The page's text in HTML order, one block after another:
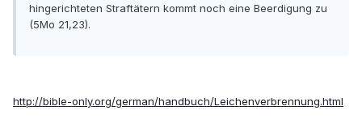
hingerichteten Straftätern kommt noch eine Beerdigung zu
(5Mo 21,23).
http://bible-only.org/german/handbuch/Leichenverbrennung.html